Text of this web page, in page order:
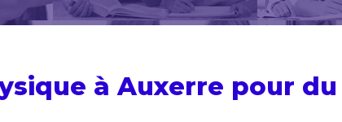
à Auxerre pour du